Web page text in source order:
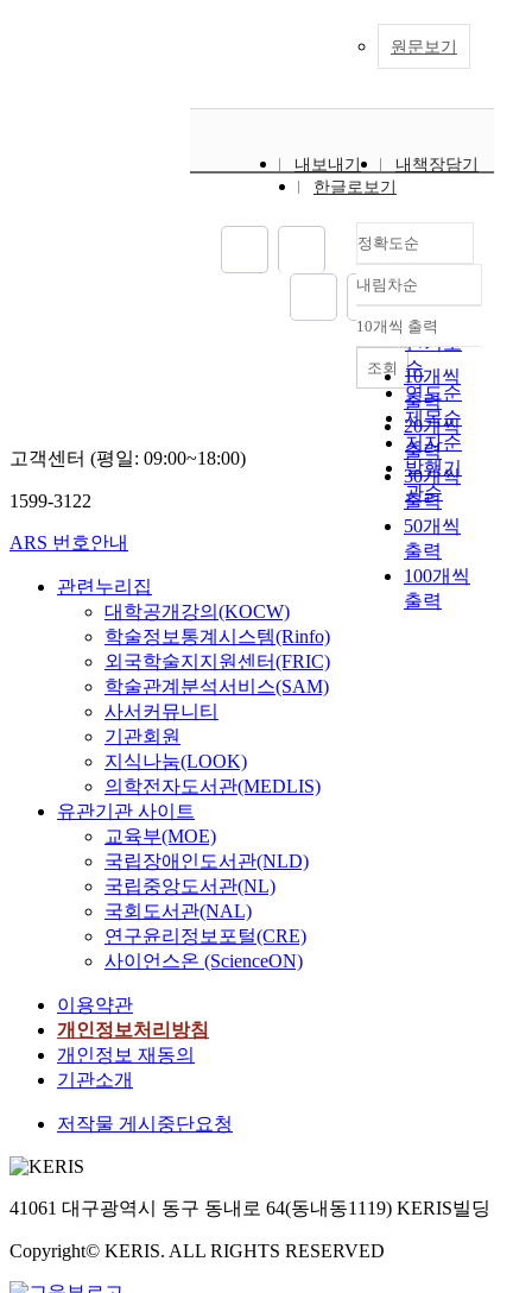
원문보기
내보내기
내책장담기
한글로보기
정확도순
정확도
순
인기도
순
연도순
제목순
저자순
발행기
관순
내림차순
내림차순
10개씩 출력
10개씩
출력
20개씩
출력
30개씩
출력
50개씩
출력
100개씩
출력
조회
고객센터 (평일: 09:00~18:00)
1599-3122
ARS 번호안내
관련누리집
대학공개강의(KOCW)
학술정보통계시스템(Rinfo)
외국학술지지원센터(FRIC)
학술관계분석서비스(SAM)
사서커뮤니티
기관회원
지식나눔(LOOK)
의학전자도서관(MEDLIS)
유관기관 사이트
교육부(MOE)
국립장애인도서관(NLD)
국립중앙도서관(NL)
국회도서관(NAL)
연구윤리정보포털(CRE)
사이언스온 (ScienceON)
이용약관
개인정보처리방침
개인정보 재동의
기관소개
저작물 게시중단요청
41061 대구광역시 동구 동내로 64(동내동1119) KERIS빌딩
Copyright© KERIS. ALL RIGHTS RESERVED